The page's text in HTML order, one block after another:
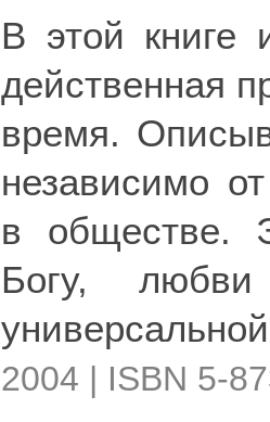
В этой книге
действенная
время.
независимо
в обществе.
Богу, любви
2004 | ISBN 5-